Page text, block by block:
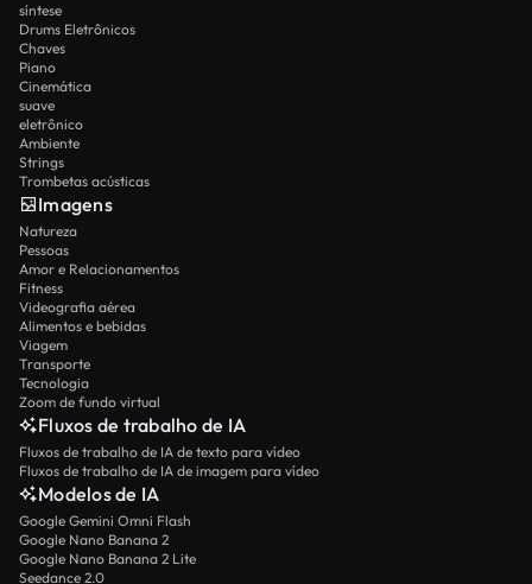
síntese
Drums Eletrônicos
Chaves
Piano
Cinemática
suave
eletrônico
Ambiente
Strings
Trombetas acústicas
Imagens
Natureza
Pessoas
Amor e Relacionamentos
Fitness
Videografia aérea
Alimentos e bebidas
Viagem
Transporte
Tecnologia
Zoom de fundo virtual
Fluxos de trabalho de IA
Fluxos de trabalho de IA de texto para vídeo
Fluxos de trabalho de IA de imagem para vídeo
Modelos de IA
Google Gemini Omni Flash
Google Nano Banana 2
Google Nano Banana 2 Lite
Seedance 2.0